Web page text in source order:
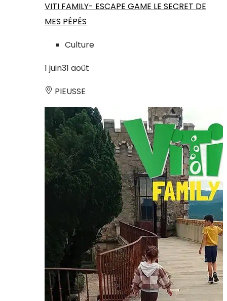
VITI FAMILY- ESCAPE GAME LE SECRET DE
MES PÉPÉS
Culture
1 juin31 août
PIEUSSE